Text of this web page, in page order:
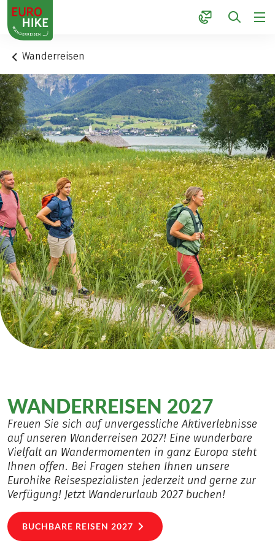
1
Wanderreisen
WANDERREISEN 2027
Freuen Sie sich auf unvergessliche Aktiverlebnisse
auf unseren Wanderreisen 2027! Eine wunderbare
Vielfalt an Wandermomenten in ganz Europa steht
Ihnen offen. Bei Fragen stehen Ihnen unsere
Eurohike Reisespezialisten jederzeit und gerne zur
Verfügung! Jetzt Wanderurlaub 2027 buchen!
BUCHBARE REISEN 2027